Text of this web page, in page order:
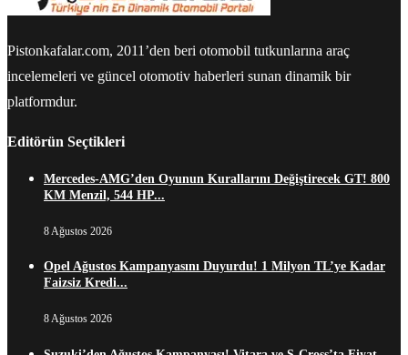
Pistonkafalar.com, 2011’den beri otomobil tutkunlarına araç
incelemeleri ve güncel otomotiv haberleri sunan dinamik bir
platformdur.
Editörün Seçtikleri
Mercedes-AMG’den Oyunun Kurallarını Değiştirecek GT! 800
KM Menzil, 544 HP...
8 Ağustos 2026
Opel Ağustos Kampanyasını Duyurdu! 1 Milyon TL’ye Kadar
Faizsiz Kredi...
8 Ağustos 2026